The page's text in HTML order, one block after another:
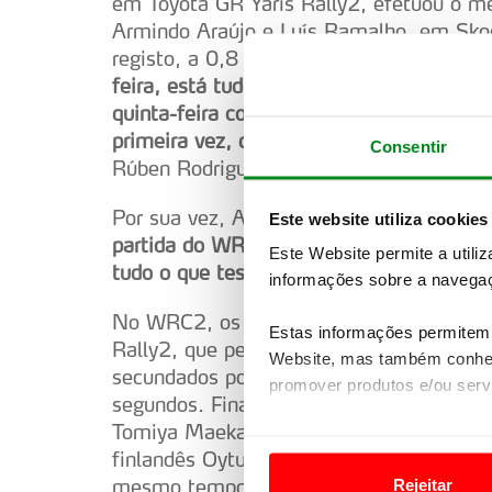
Consentir
Este website utiliza cookies
Este Website permite a
informações sobre a
Estas informações
Website, mas também
promover produtos e/ou
Rejeitar
Armindo Araújo e Luís Ramalho, em
registo, a 0,8 segundos. “
feira, está tudo bem
quinta-feira com a missão de dar
primeira vez, disputar as classificativas
Rúben Rodrigues.
Por sua vez, Armindo Araújo sustentou
partida do WRC. Estou contente com a
tudo o que testámos até hoje.”
No WRC2, os mais rápidos foram
Rally2, que percorreram o percurso do
secundados por Gus Greensmith e
segundos. Finalmente, no WRC3, o
Tomiya Maekawa, em Renault Clio
finlandês Oytun Albayrak, ao volante
mesmo tempo de 4m17,3s.